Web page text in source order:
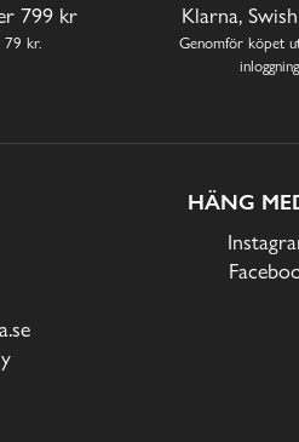
799 kr
79 kr.
Klarna,
Genomför köpet
inloggning.
HÄNG